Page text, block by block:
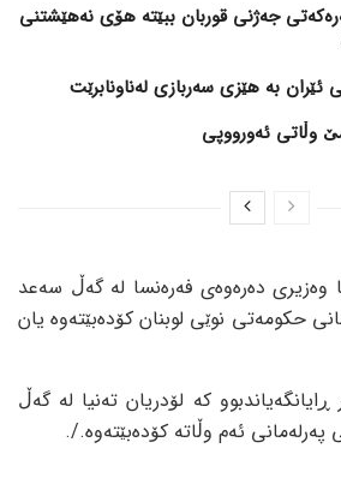
جەژنی قوربان ببێتە هۆی نەهێشتنی
بە هێزی سەربازی لەناونابرێت
وڵاتی ئەورووپی
وەزیری دەرەوەی فەرەنسا لە گەڵ سەعد
حکومەتی نوێی لوبنان کۆدەبێتەوە یان
ڕایانگەیاندبوو کە لۆدریان تەنیا لە گەڵ
ئەم وڵاتە کۆدەبێتەوە./.